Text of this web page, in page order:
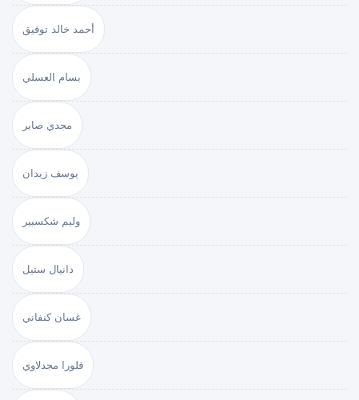
أحمد خالد توفيق
بسام العسلي
مجدي صابر
يوسف زيدان
وليم شكسبير
دانيال ستيل
غسان كنفاني
فلورا مجدلاوي